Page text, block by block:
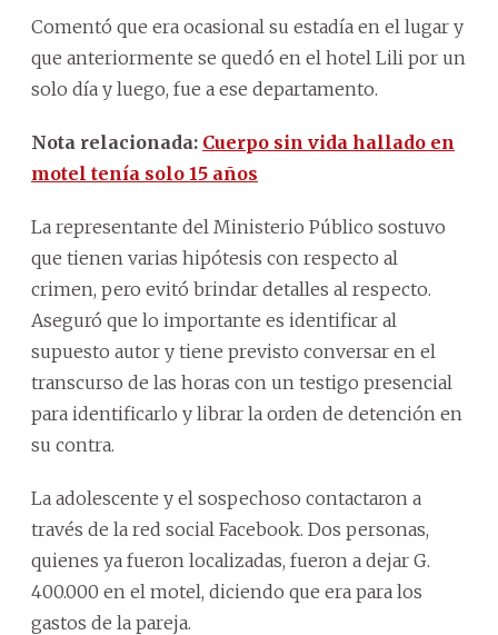
Comentó que era ocasional su estadía en el lugar y
que anteriormente se quedó en el hotel Lili por un
solo día y luego, fue a ese departamento.
Nota relacionada: Cuerpo sin vida hallado en
motel tenía solo 15 años
La representante del Ministerio Público sostuvo
que tienen varias hipótesis con respecto al
crimen, pero evitó brindar detalles al respecto.
Aseguró que lo importante es identificar al
supuesto autor y tiene previsto conversar en el
transcurso de las horas con un testigo presencial
para identificarlo y librar la orden de detención en
su contra.
La adolescente y el sospechoso contactaron a
través de la red social Facebook. Dos personas,
quienes ya fueron localizadas, fueron a dejar G.
400.000 en el motel, diciendo que era para los
gastos de la pareja.